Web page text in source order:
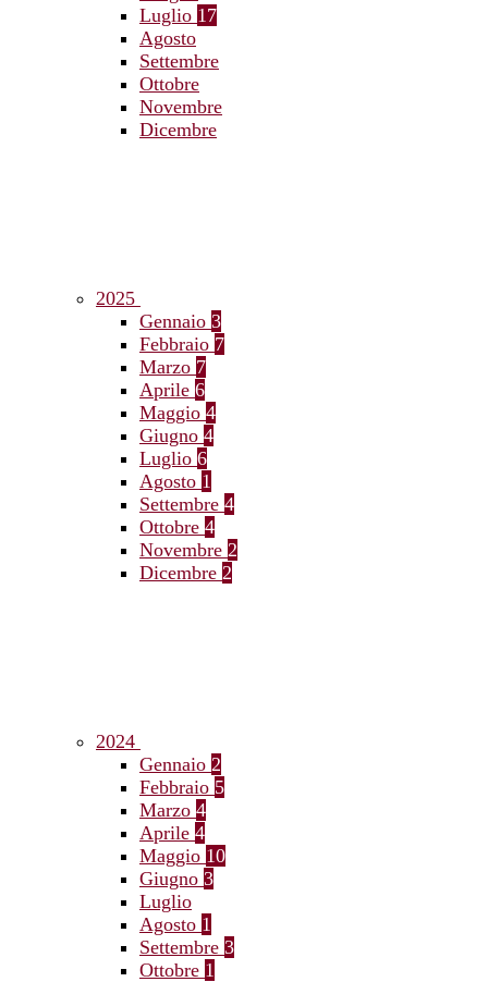
Luglio 17
Agosto
Settembre
Ottobre
Novembre
Dicembre
2025
Gennaio 3
Febbraio 7
Marzo 7
Aprile 6
Maggio 4
Giugno 4
Luglio 6
Agosto 1
Settembre 4
Ottobre 4
Novembre 2
Dicembre 2
2024
Gennaio 2
Febbraio 5
Marzo 4
Aprile 4
Maggio 10
Giugno 3
Luglio
Agosto 1
Settembre 3
Ottobre 1